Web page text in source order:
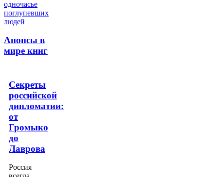
Анонсы в
мире книг
Секреты
российской
дипломатии:
от
Громыко
до
Лаврова
Россия